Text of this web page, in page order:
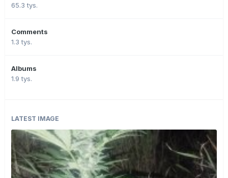
65.3 tys.
Comments
1.3 tys.
Albums
1.9 tys.
LATEST IMAGE